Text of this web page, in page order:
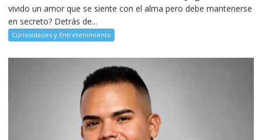
vivido un amor que se siente con el alma pero debe mantenerse
en secreto? Detrás de...
Curiosidades y Entretenimiento